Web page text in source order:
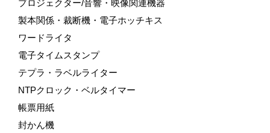
プロジェクター/音響・映像関連機器
製本関係・裁断機・電子ホッチキス
ワードライタ
電子タイムスタンプ
テプラ・ラベルライター
NTPクロック・ベルタイマー
帳票用紙
封かん機